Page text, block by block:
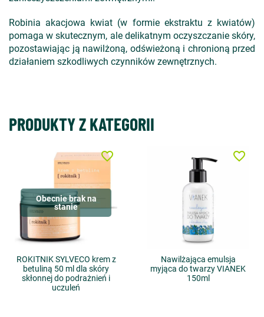
Robinia akacjowa kwiat (w formie ekstraktu z kwiatów)
pomaga w skutecznym, ale delikatnym oczyszczanie skóry,
pozostawiając ją nawilżoną, odświeżoną i chronioną przed
działaniem szkodliwych czynników zewnętrznych.
PRODUKTY Z KATEGORII
Obecnie brak na
stanie
ROKITNIK SYLVECO krem z
betuliną 50 ml dla skóry
skłonnej do podrażnień i
uczuleń
favorite_border
Nawilżająca emulsja
myjąca do twarzy VIANEK
150ml
favorite_border